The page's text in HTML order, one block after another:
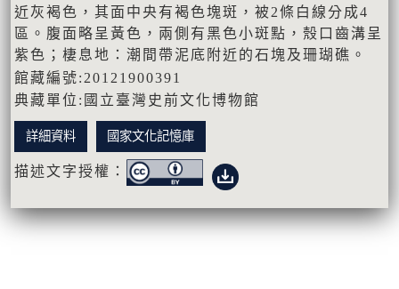
近灰褐色，其面中央有褐色塊斑，被2條白線分成4
區。腹面略呈黃色，兩側有黑色小斑點，殼口齒溝呈
紫色；棲息地：潮間帶泥底附近的石塊及珊瑚礁。
館藏編號:20121900391
典藏單位:國立臺灣史前文化博物館
詳細資料 國家文化記憶庫
描述文字授權：